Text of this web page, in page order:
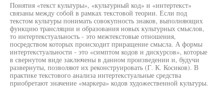
Понятия «текст культуры», «культурный код» и «интертекст»
связаны между собой в рамках текстовой теории. Если под
текстом культуры понимать совокупность знаков, выполняющих
функцию трансляции и образования новых культурных смыслов,
то интертекстуальность - это межтекстовые отношения,
посредством которых происходит приращение смысла. А формы
интертекстуальности - это «симптом кодов и дискурсов», которые
в свернутом виде заключены в данном произведении и, будучи
развернуты, позволяют их реконструировать (Г. К. Косиков). В
практике текстового анализа интертекстуальные средства
приобретают значение «маркера» кодов художественной культуры.